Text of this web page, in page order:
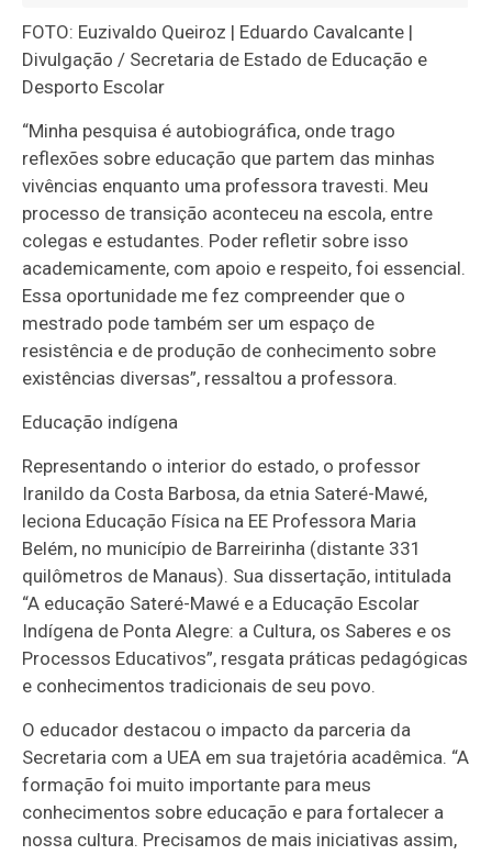
FOTO: Euzivaldo Queiroz | Eduardo Cavalcante |
Divulgação / Secretaria de Estado de Educação e
Desporto Escolar
“Minha pesquisa é autobiográfica, onde trago
reflexões sobre educação que partem das minhas
vivências enquanto uma professora travesti. Meu
processo de transição aconteceu na escola, entre
colegas e estudantes. Poder refletir sobre isso
academicamente, com apoio e respeito, foi essencial.
Essa oportunidade me fez compreender que o
mestrado pode também ser um espaço de
resistência e de produção de conhecimento sobre
existências diversas”, ressaltou a professora.
Educação indígena
Representando o interior do estado, o professor
Iranildo da Costa Barbosa, da etnia Sateré-Mawé,
leciona Educação Física na EE Professora Maria
Belém, no município de Barreirinha (distante 331
quilômetros de Manaus). Sua dissertação, intitulada
“A educação Sateré-Mawé e a Educação Escolar
Indígena de Ponta Alegre: a Cultura, os Saberes e os
Processos Educativos”, resgata práticas pedagógicas
e conhecimentos tradicionais de seu povo.
O educador destacou o impacto da parceria da
Secretaria com a UEA em sua trajetória acadêmica. “A
formação foi muito importante para meus
conhecimentos sobre educação e para fortalecer a
nossa cultura. Precisamos de mais iniciativas assim,